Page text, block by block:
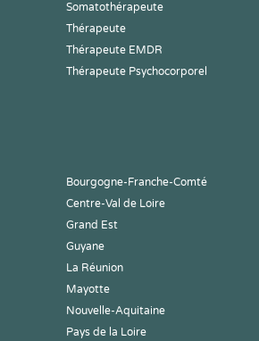
Somatothérapeute
Thérapeute
Thérapeute EMDR
Thérapeute Psychocorporel
Bourgogne-Franche-Comté
Centre-Val de Loire
Grand Est
Guyane
La Réunion
Mayotte
Nouvelle-Aquitaine
Pays de la Loire